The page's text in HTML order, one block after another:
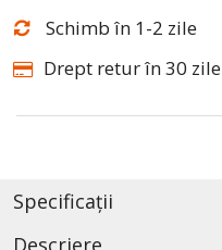
Schimb în 1-2 zile
Drept retur în 30 zile
Specificații
Descriere